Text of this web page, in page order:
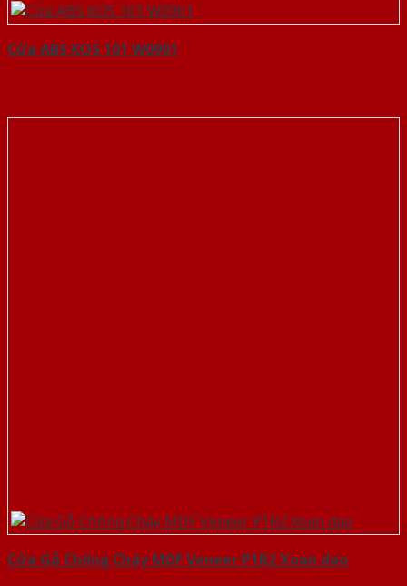
Cửa ABS KOS 101 W0901
Cửa Gỗ Chống Cháy MDF Veneer P1R2 Xoan dao